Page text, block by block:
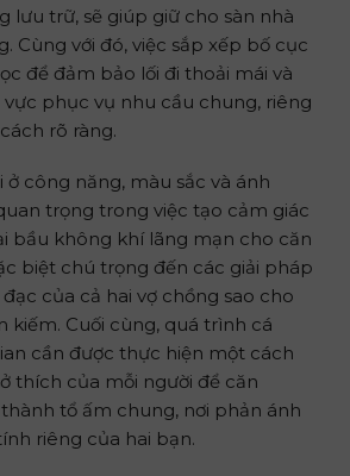
lưu trữ, sẽ giúp giữ cho sàn nhà
Cùng với đó, việc sắp xếp bố cục
để đảm bảo lối đi thoải mái và
phục vụ nhu cầu chung, riêng
rõ ràng.
công năng, màu sắc và ánh
trọng trong việc tạo cảm giác
bầu không khí lãng mạn cho căn
biệt chú trọng đến các giải pháp
của cả hai vợ chồng sao cho
kiếm. Cuối cùng, quá trình cá
cần được thực hiện một cách
thích của mỗi người để căn
tổ ấm chung, nơi phản ánh
riêng của hai bạn.